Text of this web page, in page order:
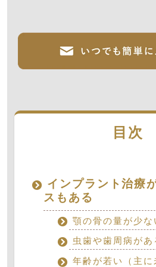
目次
インプラント治療
スもある
顎の骨の量が少な
虫歯や歯周病があ
年齢が若い（主に